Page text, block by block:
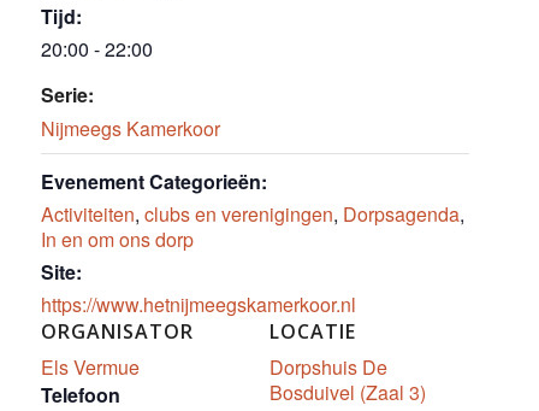
Tijd:
20:00 - 22:00
Serie:
Nijmeegs Kamerkoor
Evenement Categorieën:
Activiteiten, clubs en verenigingen, Dorpsagenda,
In en om ons dorp
Site:
https://www.hetnijmeegskamerkoor.nl
LOCATIE
Dorpshuis De
Bosduivel (Zaal 3)
ORGANISATOR
Els Vermue
Telefoon